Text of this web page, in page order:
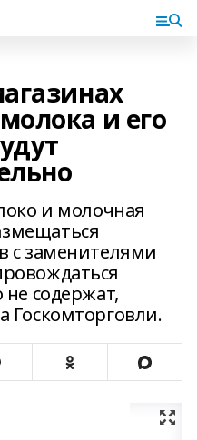
и его
и молочная
с заменителями
содержат,
Госкомторговли.